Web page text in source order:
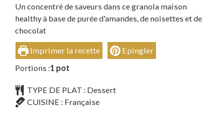
Un concentré de saveurs dans ce granola maison
healthy à base de purée d'amandes, de noisettes et de
chocolat
Imprimer la recette
Epingler
Portions :1 pot
TYPE DE PLAT : Dessert
CUISINE : Française